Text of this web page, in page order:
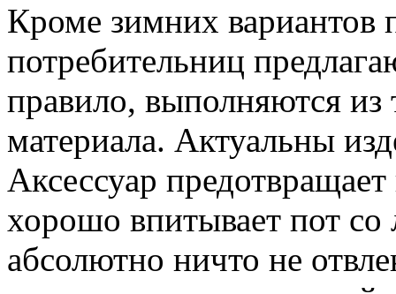
Кроме зимних вариантов
потребительниц
правило, выполняются из
материала. Актуальны
Аксессуар
хорошо впитывает пот со
абсолютно ничто не